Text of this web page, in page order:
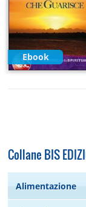
Ebook
Collane BIS
Alimentazione